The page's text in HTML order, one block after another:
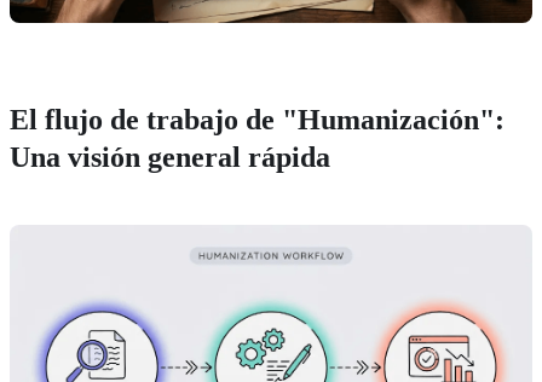
El flujo de trabajo de "Humanización":
Una visión general rápida